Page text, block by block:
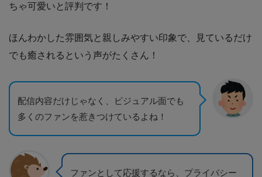
ちゃ可愛いと評判です！
ほんわかした雰囲気と親しみやすい印象で、見ているだけ
でも癒されるという声がたくさん！
配信内容だけじゃなく、ビジュアル面でも
多くのファンを惹きつけているよね！
ファンとして応援するなら、プライバシー